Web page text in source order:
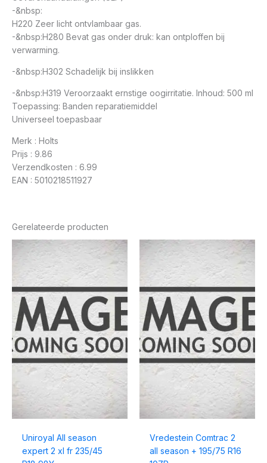
-&nbsp:
H220 Zeer licht ontvlambaar gas.
-&nbsp:H280 Bevat gas onder druk: kan ontploffen bij
verwarming.
-&nbsp:H302 Schadelijk bij inslikken
-&nbsp:H319 Veroorzaakt ernstige oogirritatie. Inhoud: 500 ml
Toepassing: Banden reparatiemiddel
Universeel toepasbaar
Merk : Holts
Prijs : 9.86
Verzendkosten : 6.99
EAN : 5010218511927
Gerelateerde producten
Uniroyal All season
expert 2 xl fr 235/45
Vredestein Comtrac 2
all season + 195/75 R16